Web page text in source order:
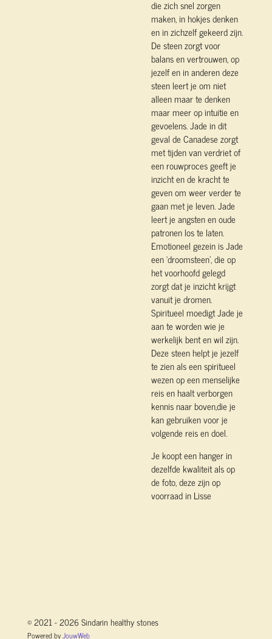
die zich snel zorgen
maken, in hokjes denken
en in zichzelf gekeerd zijn.
De steen zorgt voor
balans en vertrouwen, op
jezelf en in anderen deze
steen leert je om niet
alleen maar te denken
maar meer op intuitie en
gevoelens. Jade in dit
geval de Canadese zorgt
met tijden van verdriet of
een rouwproces geeft je
inzicht en de kracht te
geven om weer verder te
gaan met je leven. Jade
leert je angsten en oude
patronen los te laten.
Emotioneel gezein is Jade
een ‘droomsteen’, die op
het voorhoofd gelegd
zorgt dat je inzicht krijgt
vanuit je dromen.
Spiritueel moedigt Jade je
aan te worden wie je
werkelijk bent en wil zijn.
Deze steen helpt je jezelf
te zien als een spiritueel
wezen op een menselijke
reis en haalt verborgen
kennis naar boven,die je
kan gebruiken voor je
volgende reis en doel.
Je koopt een hanger in
dezelfde kwaliteit als op
de foto, deze zijn op
voorraad in Lisse
© 2021 - 2026 Sindarin healthy stones
Powered byJouwWeb